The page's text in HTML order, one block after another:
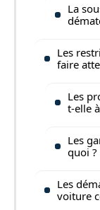
La
Les
faire
Les
t-elle
Les
quoi ?
Les
voiture